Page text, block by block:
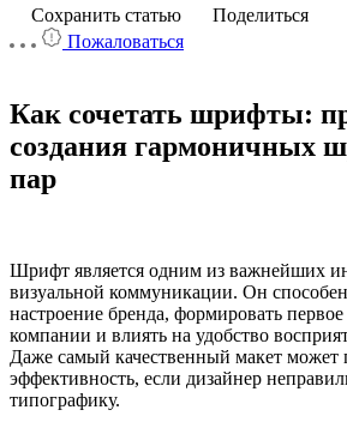
Сохранить статью
Поделиться
Пожаловаться
Как сочетать шрифты:
создания гармоничных
пар
Шрифт является одним из важнейших
визуальной коммуникации. Он способен
настроение бренда, формировать
компании и влиять на удобство
Даже самый качественный макет может
эффективность, если дизайнер
типографику.